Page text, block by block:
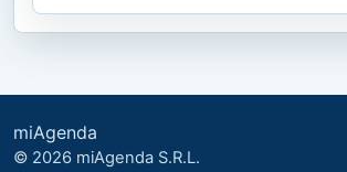
miAgenda
© 2026 miAgenda S.R.L.